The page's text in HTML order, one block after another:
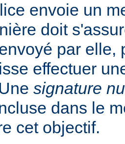
envoie un
doit
par elle,
effectuer
signature
dans le
cet objectif.